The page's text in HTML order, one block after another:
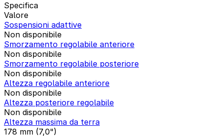
Specifica
Valore
Sospensioni adattive
Non disponibile
Smorzamento regolabile anteriore
Non disponibile
Smorzamento regolabile posteriore
Non disponibile
Altezza regolabile anteriore
Non disponibile
Altezza posteriore regolabile
Non disponibile
Altezza massima da terra
178 mm (7,0")